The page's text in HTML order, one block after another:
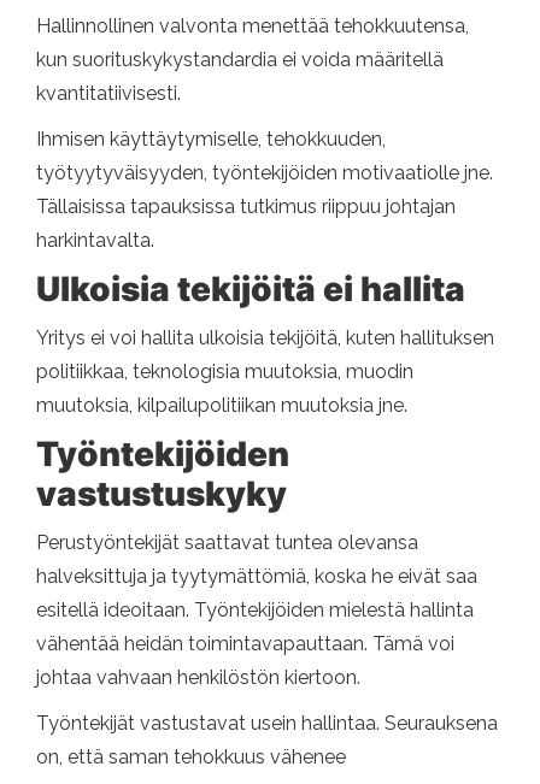
Hallinnollinen valvonta menettää tehokkuutensa,
kun suorituskykystandardia ei voida määritellä
kvantitatiivisesti.
Ihmisen käyttäytymiselle, tehokkuuden,
työtyytyväisyyden, työntekijöiden motivaatiolle jne.
Tällaisissa tapauksissa tutkimus riippuu johtajan
harkintavalta.
Ulkoisia tekijöitä ei hallita
Yritys ei voi hallita ulkoisia tekijöitä, kuten hallituksen
politiikkaa, teknologisia muutoksia, muodin
muutoksia, kilpailupolitiikan muutoksia jne.
Työntekijöiden
vastustuskyky
Perustyöntekijät saattavat tuntea olevansa
halveksittuja ja tyytymättömiä, koska he eivät saa
esitellä ideoitaan. Työntekijöiden mielestä hallinta
vähentää heidän toimintavapauttaan. Tämä voi
johtaa vahvaan henkilöstön kiertoon.
Työntekijät vastustavat usein hallintaa. Seurauksena
on, että saman tehokkuus vähenee